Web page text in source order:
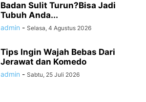
Badan Sulit Turun?Bisa Jadi
Tubuh Anda...
admin - Selasa, 4 Agustus 2026
Tips Ingin Wajah Bebas Dari
Jerawat dan Komedo
admin - Sabtu, 25 Juli 2026